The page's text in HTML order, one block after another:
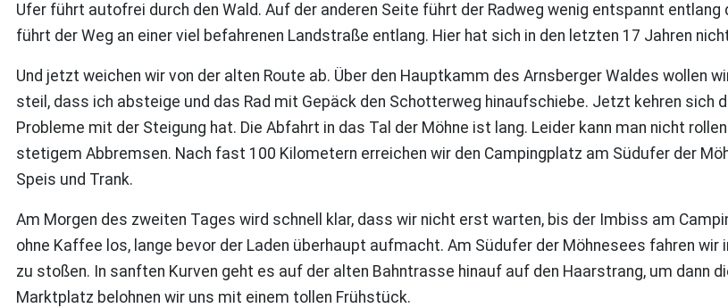
Ufer führt autofrei durch den Wald. Auf der anderen Seite führt der Radweg wenig entspannt entlang
führt der Weg an einer viel befahrenen Landstraße entlang. Hier hat sich in den letzten 17 Jahren
Und jetzt weichen wir von der alten Route ab. Über den Hauptkamm des Arnsberger Waldes wollen
steil, dass ich absteige und das Rad mit Gepäck den Schotterweg hinaufschiebe. Jetzt kehren sich
Probleme mit der Steigung hat. Die Abfahrt in das Tal der Möhne ist lang. Leider kann man nicht
stetigem Abbremsen. Nach fast 100 Kilometern erreichen wir den Campingplatz am Südufer der
Speis und Trank.
Am Morgen des zweiten Tages wird schnell klar, dass wir nicht erst warten, bis der Imbiss am
ohne Kaffee los, lange bevor der Laden überhaupt aufmacht. Am Südufer der Möhnesees fahren wir
zu stoßen. In sanften Kurven geht es auf der alten Bahntrasse hinauf auf den Haarstrang, um dann
Marktplatz belohnen wir uns mit einem tollen Frühstück.